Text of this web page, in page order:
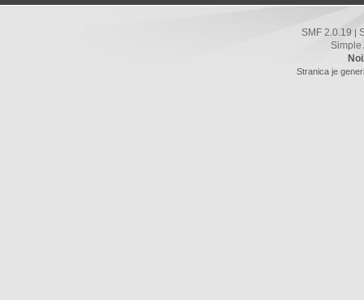
SMF 2.0.19
Simple
Stranica je